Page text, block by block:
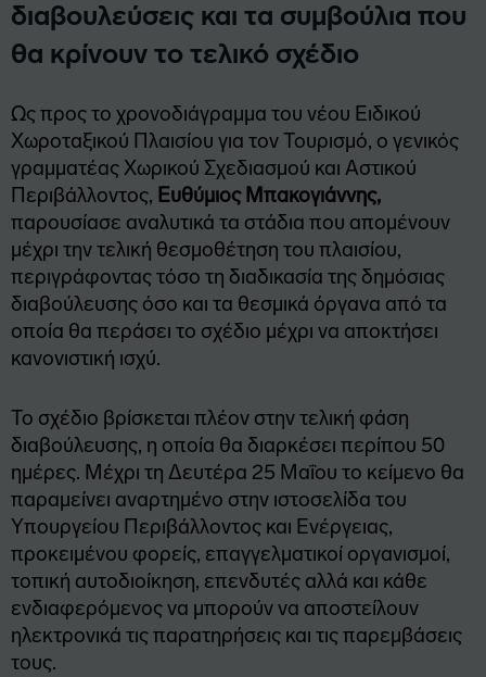
διαβουλεύσεις και τα συμβούλια που
θα κρίνουν το τελικό σχέδιο
Ως προς το χρονοδιάγραμμα του νέου Ειδικού
Χωροταξικού Πλαισίου για τον Τουρισμό, ο γενικός
γραμματέας Χωρικού Σχεδιασμού και Αστικού
Περιβάλλοντος, Ευθύμιος Μπακογιάννης,
παρουσίασε αναλυτικά τα στάδια που απομένουν
μέχρι την τελική θεσμοθέτηση του πλαισίου,
περιγράφοντας τόσο τη διαδικασία της δημόσιας
διαβούλευσης όσο και τα θεσμικά όργανα από τα
οποία θα περάσει το σχέδιο μέχρι να αποκτήσει
κανονιστική ισχύ.
Το σχέδιο βρίσκεται πλέον στην τελική φάση
διαβούλευσης, η οποία θα διαρκέσει περίπου 50
ημέρες. Μέχρι τη Δευτέρα 25 Μαΐου το κείμενο θα
παραμείνει αναρτημένο στην ιστοσελίδα του
Υπουργείου Περιβάλλοντος και Ενέργειας,
προκειμένου φορείς, επαγγελματικοί οργανισμοί,
τοπική αυτοδιοίκηση, επενδυτές αλλά και κάθε
ενδιαφερόμενος να μπορούν να αποστείλουν
ηλεκτρονικά τις παρατηρήσεις και τις παρεμβάσεις
τους.